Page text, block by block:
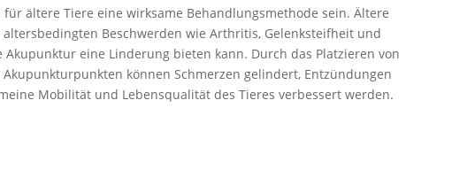
ältere Tiere eine wirksame Behandlungsmethode sein. Ältere
Beschwerden wie Arthritis, Gelenksteifheit und
Akupunktur eine Linderung bieten kann. Durch das Platzieren von
können Schmerzen gelindert, Entzündungen
Mobilität und Lebensqualität des Tieres verbessert werden.